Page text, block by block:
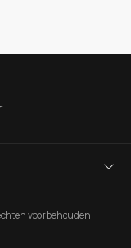
voorbehouden